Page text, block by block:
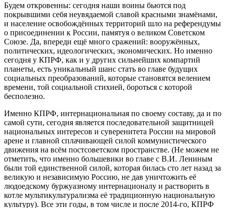
Будем откровенны: сегодня наши воины бьются под
покрывшими себя неувядаемой славой красными знамёнами,
и население освобождённых территорий шло на референдумы
о присоединении к России, памятуя о великом Советском
Союзе. Да, впереди ещё много сражений: вооружённых,
политических, идеологических, экономических. Но именно
сегодня у КПРФ, как и у других сильнейших компартий
планеты, есть уникальный шанс стать во главе будущих
социальных преобразований, которые становятся велением
времени, той социальной стихией, бороться с которой
бесполезно.
Именно КПРФ, интернациональная по своему составу, да и по
самой сути, сегодня является последовательной защитницей
национальных интересов и суверенитета России на мировой
арене и главной сплачивающей силой коммунистического
движения на всём постсоветском пространстве. (Не можем не
отметить, что именно большевики во главе с В.И. Лениным
были той единственной силой, которая билась сто лет назад за
великую и независимую Россию, не дав уничтожить её
людоедскому буржуазному интернационалу и растворить в
котле мультикультурализма её традиционную национальную
культуру). Все эти годы, в том числе и после 2014-го, КПРФ